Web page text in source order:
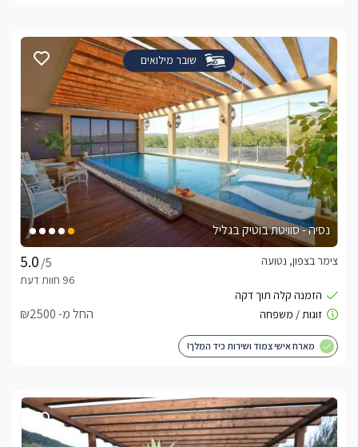
שובר מילואים
נסיה - סוויטת בוטיק בגליל
/5
צימר בצפון, נטועה
החל מ- ₪2500
מארח אישי צמוד ושירות כיד המלך!